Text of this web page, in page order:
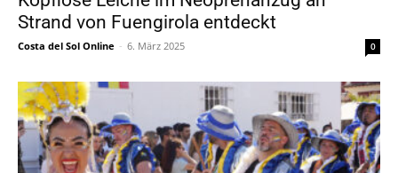
Strand von Fuengirola entdeckt
Costa del Sol Online - 6. März 2025 0